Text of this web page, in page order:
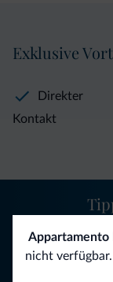
Appartamento
nicht
Exklusive
Direkter
Kontakt
Sie erhalten